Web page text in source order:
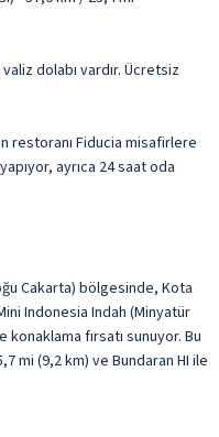
dolabı vardır. Ücretsiz
restoranı Fiducia misafirlere
ayrıca 24 saat oda
Cakarta) bölgesinde, Kota
Indonesia Indah (Minyatür
fırsatı sunuyor. Bu
mi (9,2 km) ve Bundaran HI ile